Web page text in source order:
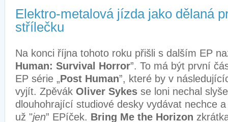
Elektro-metalová jízda jako dělaná
střílečku
Na konci října tohoto roku přišli s dalším EP
Human: Survival Horror”. To má být první
EP série „Post Human”, které by v
vyjít. Zpěvák Oliver Sykes se loni nechal
dlouhohrající studiové desky vydávat nechce
už "jen” EPíček. Bring Me the Horizon